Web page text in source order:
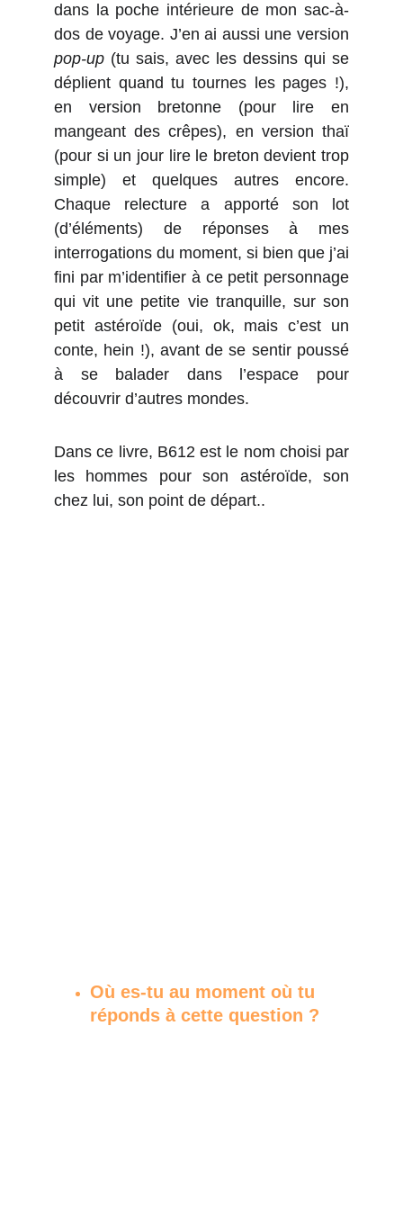
dans la poche intérieure de mon sac-à-
dos de voyage. J’en ai aussi une version
pop-up (tu sais, avec les dessins qui se
déplient quand tu tournes les pages !),
en version bretonne (pour lire en
mangeant des crêpes), en version thaï
(pour si un jour lire le breton devient trop
simple) et quelques autres encore.
Chaque relecture a apporté son lot
(d’éléments) de réponses à mes
interrogations du moment, si bien que j’ai
fini par m’identifier à ce petit personnage
qui vit une petite vie tranquille, sur son
petit astéroïde (oui, ok, mais c’est un
conte, hein !), avant de se sentir poussé
à se balader dans l’espace pour
découvrir d’autres mondes.
Dans ce livre, B612 est le nom choisi par
les hommes pour son astéroïde, son
chez lui, son point de départ..
Où es-tu au moment où tu
réponds à cette question ?